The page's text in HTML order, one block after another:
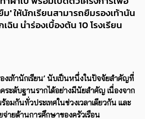
' ให้นักเรียนสามารถยืมรองเท้านัน
ฉิน นำร่องเบื้องต้น 10 โรงเรียน
องเท้านักเรียน’ นับเป็นหนึ่งในปัจจัยสำคัญที่
ระดับฐานรากได้อย่างมีนัยสำคัญ เนื่องจาก
อมกันทั่วประเทศในช่วงเวลาเดียวกัน และ
จ่ายด้านการศึกษาของครัวเรือน